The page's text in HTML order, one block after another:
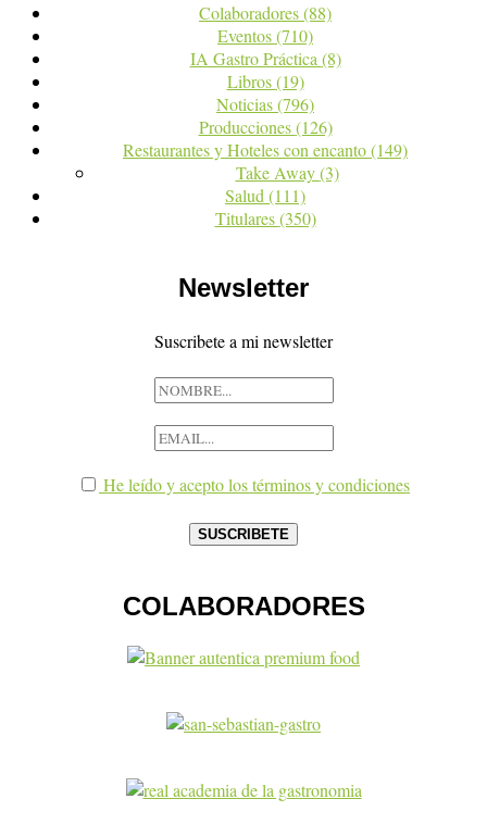
Colaboradores(88)
Eventos(710)
IA Gastro Práctica(8)
Libros(19)
Noticias(796)
Producciones(126)
Restaurantes y Hoteles con encanto(149)
Take Away(3)
Salud(111)
Titulares(350)
Newsletter
Suscribete a mi newsletter
He leído y acepto los términos y condiciones
COLABORADORES